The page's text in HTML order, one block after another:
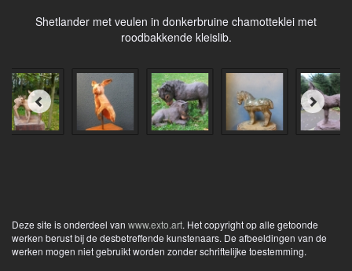
Shetlander met veulen in donkerbruine chamotteklei met
roodbakkende kleislib.
Deze site is onderdeel van www.exto.art. Het copyright op alle getoonde
werken berust bij de desbetreffende kunstenaars. De afbeeldingen van de
werken mogen niet gebruikt worden zonder schriftelijke toestemming.